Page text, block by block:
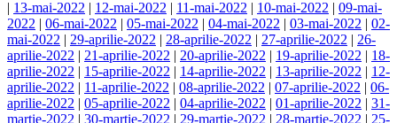
| 13-mai-2022 | 12-mai-2022 | 11-mai-2022 | 10-mai-2022 | 09-mai-
2022 | 06-mai-2022 | 05-mai-2022 | 04-mai-2022 | 03-mai-2022 | 02-
mai-2022 | 29-aprilie-2022 | 28-aprilie-2022 | 27-aprilie-2022 | 26-
aprilie-2022 | 21-aprilie-2022 | 20-aprilie-2022 | 19-aprilie-2022 | 18-
aprilie-2022 | 15-aprilie-2022 | 14-aprilie-2022 | 13-aprilie-2022 | 12-
aprilie-2022 | 11-aprilie-2022 | 08-aprilie-2022 | 07-aprilie-2022 | 06-
aprilie-2022 | 05-aprilie-2022 | 04-aprilie-2022 | 01-aprilie-2022 | 31-
martie-2022 | 30-martie-2022 | 29-martie-2022 | 28-martie-2022 | 25-